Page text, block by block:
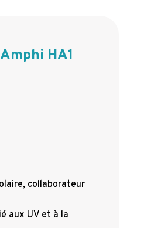
HA1
collaborateur
aux UV et à la